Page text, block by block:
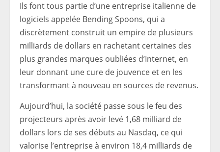
Ils font tous partie d’une entreprise italienne de
logiciels appelée Bending Spoons, qui a
discrètement construit un empire de plusieurs
milliards de dollars en rachetant certaines des
plus grandes marques oubliées d’Internet, en
leur donnant une cure de jouvence et en les
transformant à nouveau en sources de revenus.
Aujourd’hui, la société passe sous le feu des
projecteurs après avoir levé 1,68 milliard de
dollars lors de ses débuts au Nasdaq, ce qui
valorise l’entreprise à environ 18,4 milliards de